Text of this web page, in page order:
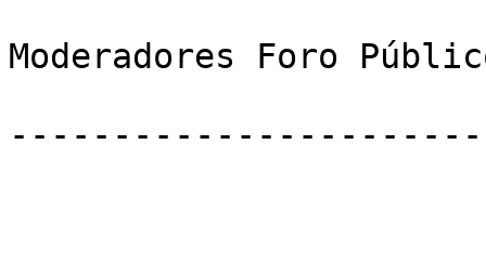
Moderadores Foro